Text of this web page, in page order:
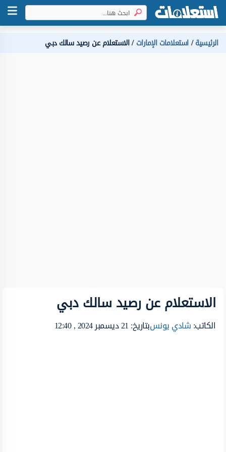
الرئيسية استعلامات الإمارات الاستعلام عن رصيد سالك دبي
الاستعلام عن رصيد سالك دبي
الكاتب:شادي يونسبتاريخ: 21 ديسمبر 2024 , 12:40